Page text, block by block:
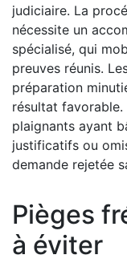
judiciaire. La
nécessite un
spécialisé, qui
preuves réunis.
préparation
résultat favorable.
plaignants ayant
justificatifs ou
demande rejetée
Pièges
à éviter